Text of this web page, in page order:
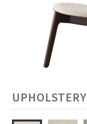
UPHOLSTERY